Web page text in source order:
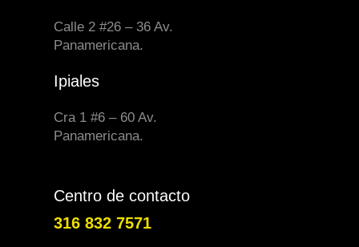
Calle 2 #26 – 36 Av.
Panamericana.
Ipiales
Cra 1 #6 – 60 Av.
Panamericana.
Centro de contacto
316 832 7571